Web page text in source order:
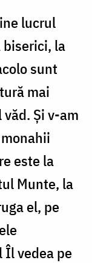
lucrul
biserici, la
sunt
mai
Și v-am
este la
Munte, la
el, pe
Îl vedea pe